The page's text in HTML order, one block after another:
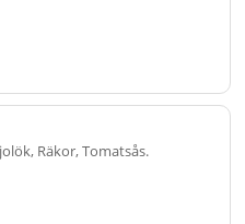
Räkor, Tomatsås.